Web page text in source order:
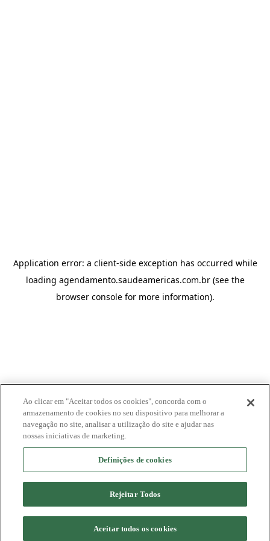
Application error: a client-side exception has occurred while
loading agendamento.saudeamericas.com.br(see the
browser consolefor more information).
Ao clicar em "Aceitar todos os cookies", concorda com o
armazenamento de cookies no seu dispositivo para melhorar a
navegação no site, analisar a utilização do site e ajudar nas
nossas iniciativas de marketing.
Definições de cookies
Rejeitar Todos
Aceitar todos os cookies